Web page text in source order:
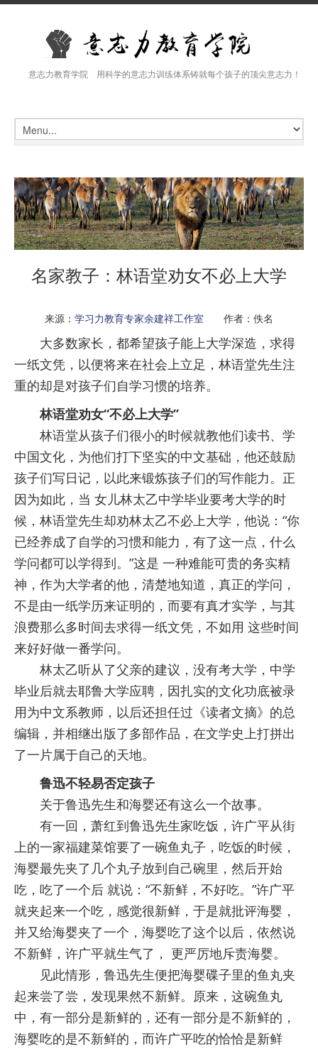
意志力教育学院 用科学的意志力训练体系铸就每个孩子的顶尖意志力！
名家教子：林语堂劝女不必上大学
来源： 学习力教育专家余建祥工作室 作者：佚名
大多数家长，都希望孩子能上大学深造，求得
一纸文凭，以便将来在社会上立足，林语堂先生注
重的却是对孩子们自学习惯的培养。
林语堂劝女“不必上大学”
林语堂从孩子们很小的时候就教他们读书、学
中国文化，为他们打下坚实的中文基础，他还鼓励
孩子们写日记，以此来锻炼孩子们的写作能力。正
因为如此，当 女儿林太乙中学毕业要考大学的时
候，林语堂先生却劝林太乙不必上大学，他说：“你
已经养成了自学的习惯和能力，有了这一点，什么
学问都可以学得到。”这是 一种难能可贵的务实精
神，作为大学者的他，清楚地知道，真正的学问，
不是由一纸学历来证明的，而要有真才实学，与其
浪费那么多时间去求得一纸文凭，不如用 这些时间
来好好做一番学问。
林太乙听从了父亲的建议，没有考大学，中学
毕业后就去耶鲁大学应聘，因扎实的文化功底被录
用为中文系教师，以后还担任过《读者文摘》的总
编辑，并相继出版了多部作品，在文学史上打拼出
了一片属于自己的天地。
鲁迅不轻易否定孩子
关于鲁迅先生和海婴还有这么一个故事。
有一回，萧红到鲁迅先生家吃饭，许广平从街
上的一家福建菜馆要了一碗鱼丸子，吃饭的时候，
海婴最先夹了几个丸子放到自己碗里，然后开始
吃，吃了一个后 就说：“不新鲜，不好吃。”许广平
就夹起来一个吃，感觉很新鲜，于是就批评海婴，
并又给海婴夹了一个，海婴吃了这个以后，依然说
不新鲜，许广平就生气了， 更严厉地斥责海婴。
见此情形，鲁迅先生便把海婴碟子里的鱼丸夹
起来尝了尝，发现果然不新鲜。原来，这碗鱼丸
中，有一部分是新鲜的，还有一部分是不新鲜的，
海婴吃的是不新鲜的，而许广平吃的恰恰是新鲜